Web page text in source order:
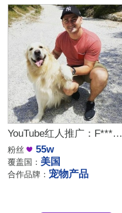
YouTube红人推广：F***y｜美国 生活
粉丝 55w
覆盖国： 美国
合作品牌： 宠物产品